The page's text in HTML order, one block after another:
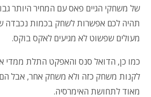
של משחקי הגיים פאס עם המחיר היותר
תהיה לכם אפשרות לשחק בכמות נכבדה
מעולים שפשוט לא מגיעים לאקס בוקס.
כמו כן, הדואל סנס והאפקט התלת ממדי
לקנות משחק כזה ולא משחק אחר, אבל הם
מאוד לתחושת האימרסיה.